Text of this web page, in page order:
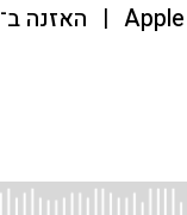
| האזנה ב־youtube